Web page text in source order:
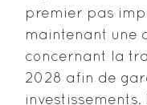
premier pas
maintenant une
concernant la
2028 afin de